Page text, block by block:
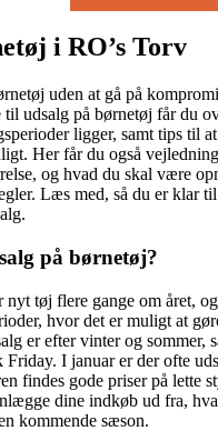
i RO’s Torv
uden at gå på
udsalg på børnetøj får du
ligger, samt tips til
Her får du også
og hvad du skal være
Læs med, så du er klar
på børnetøj?
tøj flere gange om året,
hvor det er muligt at
er efter vinter og sommer,
I januar er der ofte
findes gode priser på lette
dine indkøb ud fra,
kommende sæson.